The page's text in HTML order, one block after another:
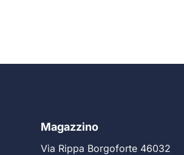
Magazzino
Via Rippa Borgoforte 46032